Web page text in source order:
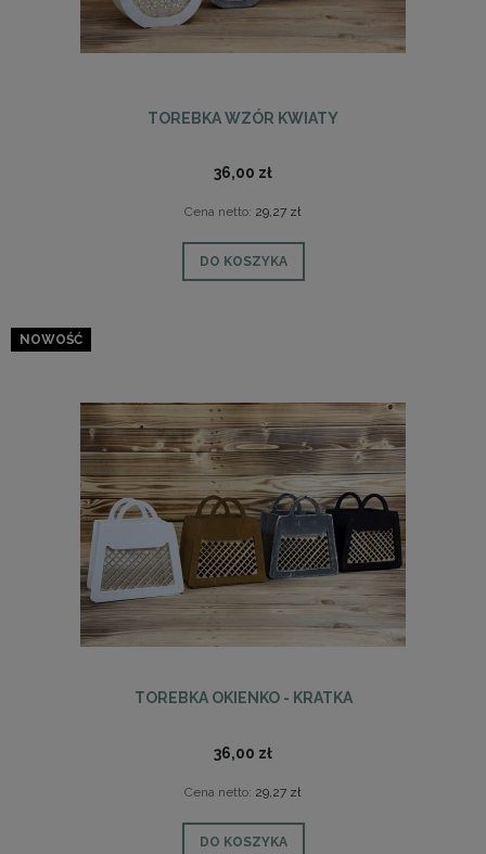
TOREBKA WZÓR KWIATY
36,00 zł
Cena netto: 29,27 zł
DO KOSZYKA
TOREBKA OKIENKO - KRATKA
36,00 zł
Cena netto: 29,27 zł
DO KOSZYKA
NOWOŚĆ